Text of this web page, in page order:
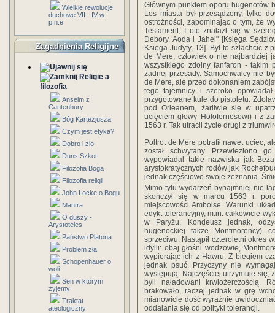
Wielkie rewolucje
duchowe VII - IV w.
p.n.e
Zagadnienia Religijne
Religie a
filozofia
Anselm z
Cantenbury
Bóg Kartezjusza
Czym jest etyka?
Dobro i zlo
Duns Szkot
Filozofia Boga
Filozofia religii
John Locke o Bogu
Mantra
O duszy -
Arystoteles
Państwo Platona
Problem zła
Schopenhauer o
woli
Sen w którym
żyjemy
Traktat
ateologiczny
Głównym punktem oporu hugenotów
Los miasta był przesądzony, tylko
ostrożności, zapominając o tym, że
Testament, I oto znalazł się w
Debory, Aoda i Jahel" [Księga
Księga Judyty, 13]. Był to szlachcic
de Mere, człowiek o nie najbardziej
wszystkiego zdolny fanfaron - takim
żadnej przesady. Samochwalcy nie
de Mere, ale przed dokonaniem
tego tajemnicy i szeroko
przygotowane kule do pistoletu.
pod Orleanem, żarliwie się w
ucięciem głowy Holofernesowi) i z
1563 r. Tak utracił życie drugi z
Poltrot de Mere potrafił nawet uciec,
został schwytany. Przewieziono
wypowiadał takie nazwiska jak
arystokratycznych rodów jak
jednak częściowo swoje zeznania.
Mimo tylu wydarzeń bynajmniej nie
skończył się w marcu 1563 r.
miejscowości Amboise. Warunki
edykt tolerancyjny, m.in. całkowicie
w Paryżu. Kondeusz jednak,
hugenockiej także Montmorency)
sprzeciwu. Nastąpił czteroletni okres
idylli: obaj głośni wodzowie,
wypierając ich z Hawru. Z biegiem
jednak psuć. Przyczyny nie
występują. Najczęściej utrzymuje się,
byli naładowani krwiożerczością.
brakowało, raczej jednak w grę
mianowicie dość wyraźnie
oddalania się od polityki tolerancji.